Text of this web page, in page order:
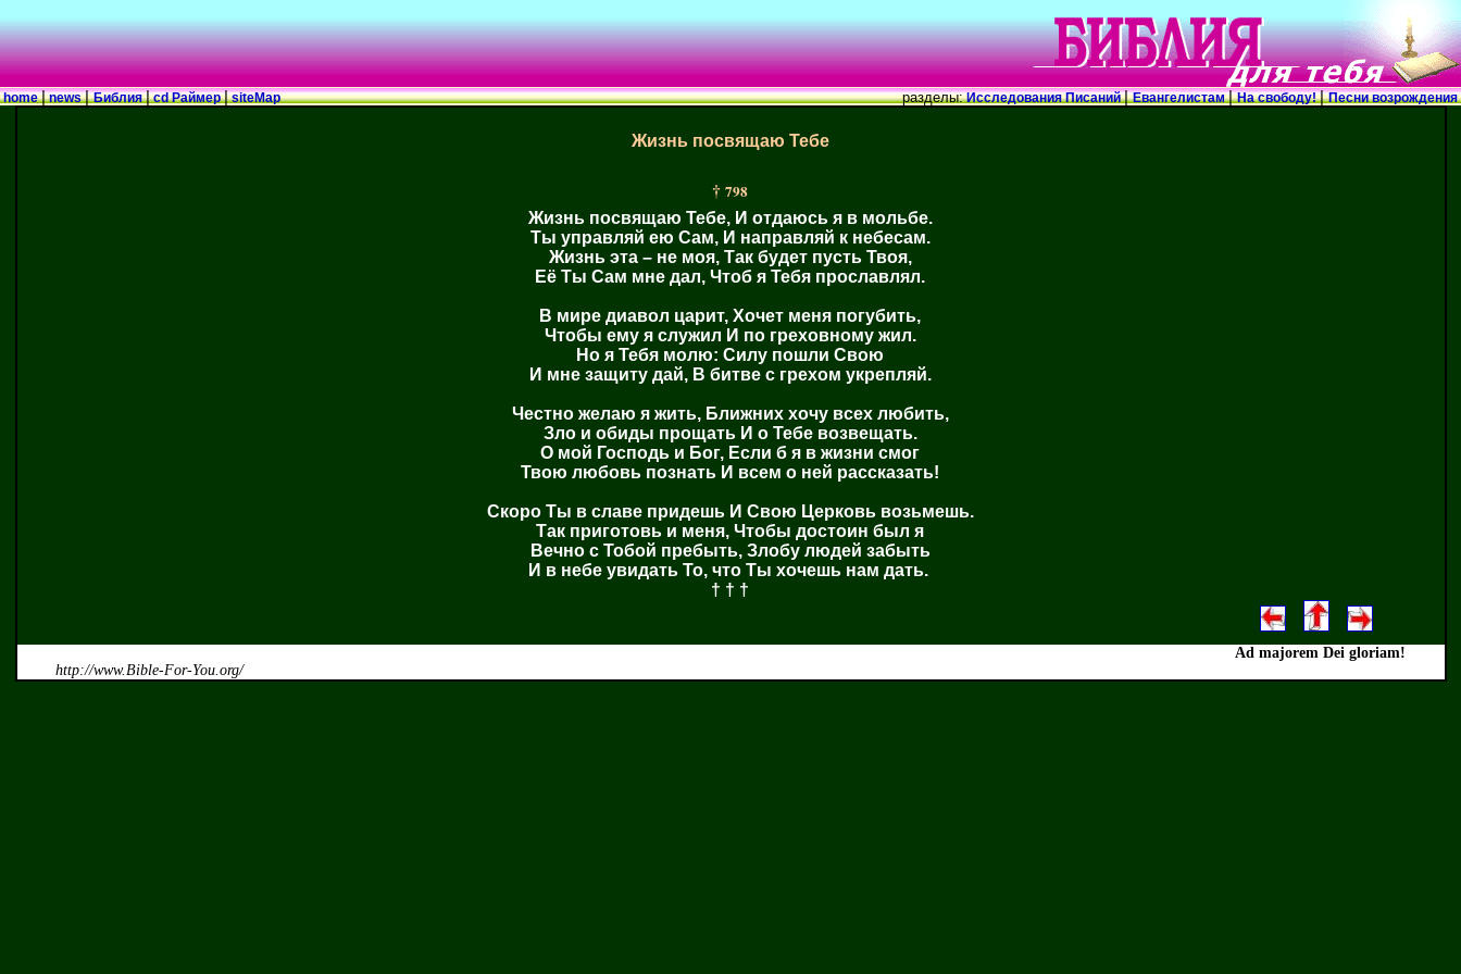
home|news|Библия|cd Раймер|siteMap разделы:Исследования Писаний|Евангелистам|На свободу!|Песни возрождения
Жизнь посвящаю Тебе
† 798
Жизнь посвящаю Тебе, И отдаюсь я в мольбе.
Ты управляй ею Сам, И направляй к небесам.
Жизнь эта – не моя, Так будет пусть Твоя,
Её Ты Сам мне дал, Чтоб я Тебя прославлял.
В мире диавол царит, Хочет меня погубить,
Чтобы ему я служил И по греховному жил.
Но я Тебя молю: Силу пошли Свою
И мне защиту дай, В битве с грехом укрепляй.
Честно желаю я жить, Ближних хочу всех любить,
Зло и обиды прощать И о Тебе возвещать.
О мой Господь и Бог, Если б я в жизни смог
Твою любовь познать И всем о ней рассказать!
Скоро Ты в славе придешь И Свою Церковь возьмешь.
Так приготовь и меня, Чтобы достоин был я
Вечно с Тобой пребыть, Злобу людей забыть
И в небе увидать То, что Ты хочешь нам дать.
† † †
Ad majorem Dei gloriam!
http://www.Bible-For-You.org/